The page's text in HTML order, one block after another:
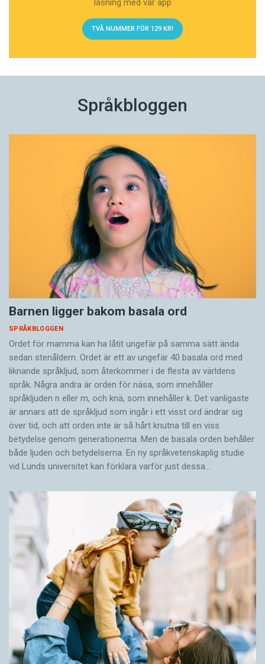
läsning med vår app
TVÅ NUMMER FÖR 129 KR!
Språkbloggen
Barnen ligger bakom basala ord
SPRÅKBLOGGEN
Ordet för mamma kan ha låtit ungefär på samma sätt ända
sedan stenåldern. Ordet är ett av ungefär 40 basala ord med
liknande språkljud, som återkommer i de flesta av världens
språk. Några andra är orden för näsa, som innehåller
språkljuden n eller m, och knä, som innehåller k. Det vanligaste
är annars att de språkljud som ingår i ett visst ord ändrar sig
över tid, och att orden inte är så hårt knutna till en viss
betydelse genom generationerna. Men de basala orden behåller
både ljuden och betydelserna. En ny språkvetenskaplig studie
vid Lunds universitet kan förklara varför just dessa…